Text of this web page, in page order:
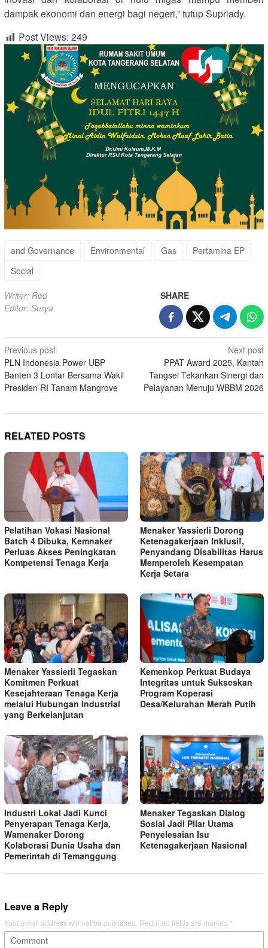
dampak ekonomi dan energi bagi negeri,” tutup Supriady.
Post Views: 249
and Governance Environmental Gas
Pertamina EP
Social
Writer: Red
Editor: Surya
SHARE
Post
navigation
Previous post
PLN Indonesia Power UBP
Banten 3 Lontar Bersama Wakil
Presiden RI Tanam Mangrove
Next post
PPAT Award 2025, Kantah
Tangsel Tekankan Sinergi dan
Pelayanan Menuju WBBM 2026
RELATED POSTS
Pelatihan Vokasi Nasional
Batch 4 Dibuka, Kemnaker
Perluas Akses Peningkatan
Kompetensi Tenaga Kerja
Menaker Yassierli Dorong
Ketenagakerjaan Inklusif,
Penyandang Disabilitas Harus
Memperoleh Kesempatan
Kerja Setara
Menaker Yassierli Tegaskan
Komitmen Perkuat
Kesejahteraan Tenaga Kerja
melalui Hubungan Industrial
yang Berkelanjutan
Kemenkop Perkuat Budaya
Integritas untuk Sukseskan
Program Koperasi
Desa/Kelurahan Merah Putih
Industri Lokal Jadi Kunci
Penyerapan Tenaga Kerja,
Wamenaker Dorong
Kolaborasi Dunia Usaha dan
Pemerintah di Temanggung
Menaker Tegaskan Dialog
Sosial Jadi Pilar Utama
Penyelesaian Isu
Ketenagakerjaan Nasional
Leave a Reply
Your email address will not be published. Required fields are marked *